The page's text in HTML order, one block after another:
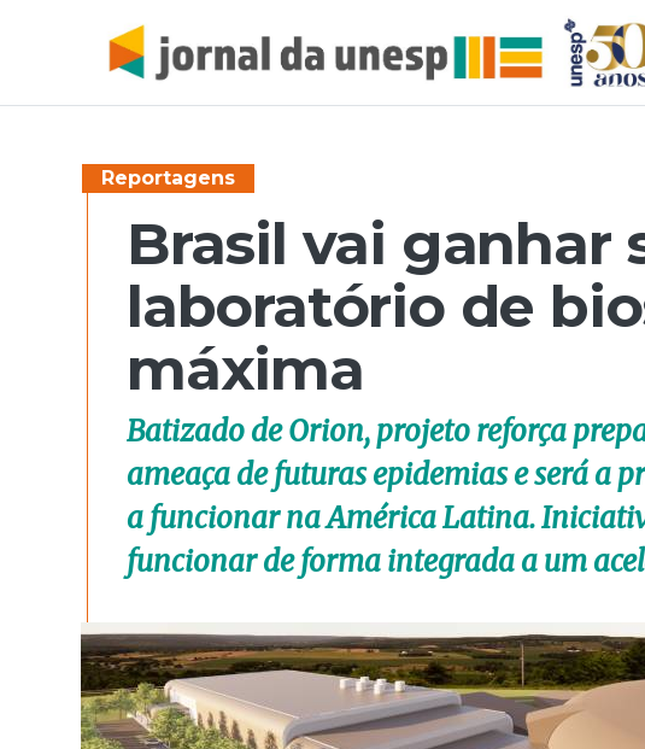
Reportagens
Brasil vai ganhar
laboratório de
máxima
Batizado de Orion, projeto reforça
ameaça de futuras epidemias e será a
a funcionar na América Latina.
funcionar de forma integrada a um